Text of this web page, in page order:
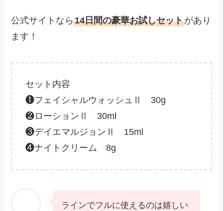
公式サイトなら14日間の豪華お試しセットがあり
ます！
セット内容
❶フェイシャルウォッシュⅡ 30g
❷ローションⅡ 30ml
❸デイエマルジョンⅡ 15ml
❹ナイトクリーム 8g
ラインでフルに使えるのは嬉しい